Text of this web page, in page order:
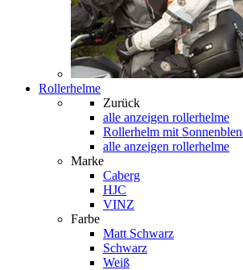
Rollerhelme
Zurück
alle anzeigen rollerhelme
Rollerhelm mit
alle anzeigen rollerhelme
Marke
Caberg
HJC
VINZ
Farbe
Matt Schwarz
Schwarz
Weiß